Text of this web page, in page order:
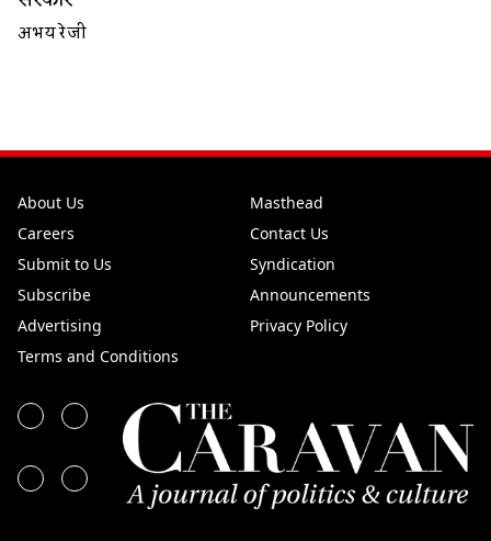
अभय रेजी
About Us
Masthead
Careers
Contact Us
Submit to Us
Syndication
Subscribe
Announcements
Advertising
Privacy Policy
Terms and Conditions